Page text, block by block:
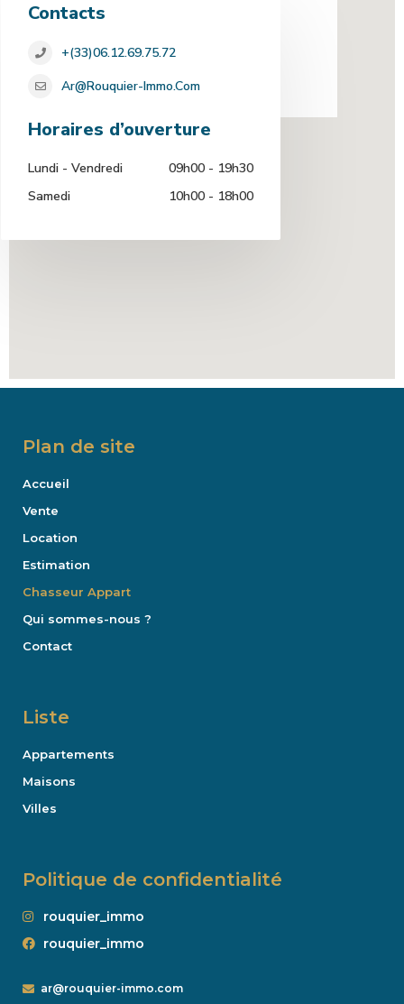
Contacts
+(33)06.12.69.75.72
Ar@rouquier-Immo.com
Horaires d’ouverture
Lundi - Vendredi
09h00 - 19h30
Samedi
10h00 - 18h00
Plan de site
Accueil
Vente
Location
Estimation
Chasseur Appart
Qui sommes-nous ?
Contact
Liste
Appartements
Maisons
Villes
Politique de confidentialité
rouquier_immo
rouquier_immo
ar@rouquier-immo.com